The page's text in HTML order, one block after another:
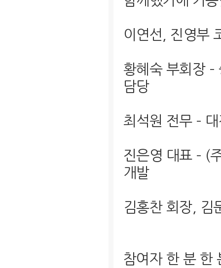
이연선, 진영부
황혜숙 부회장
담당
최석원 전무 –
진은영 대표 – (
개발
김홍찬 회장, 김
참여자 한 분 한